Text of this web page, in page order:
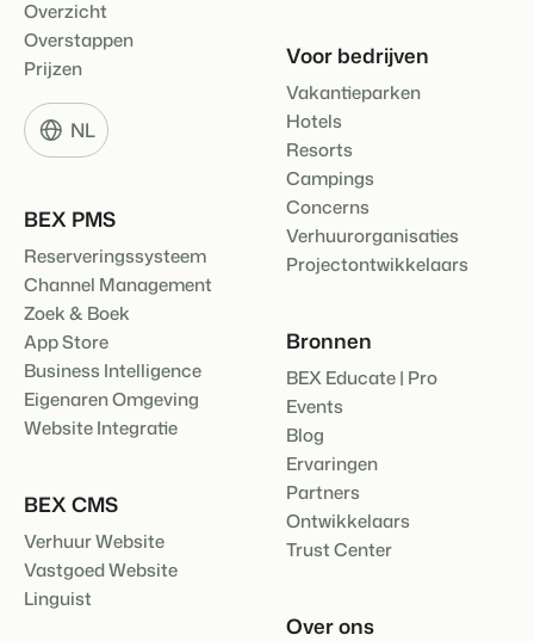
Overzicht
Overstappen
Prijzen
NL
BEX PMS
Reserveringssysteem
Channel Management
Zoek & Boek
App Store
Business Intelligence
Eigenaren Omgeving
Website Integratie
BEX CMS
Verhuur Website
Vastgoed Website
Linguist
Voor bedrijven
Vakantieparken
Hotels
Resorts
Campings
Concerns
Verhuurorganisaties
Projectontwikkelaars
Bronnen
BEX Educate | Pro
Events
Blog
Ervaringen
Partners
Ontwikkelaars
Trust Center
Over ons